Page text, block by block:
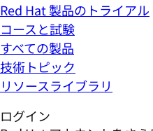
Red Hat 製品のトライアル
コースと試験
すべての製品
技術トピック
リソースライブラリ
ログイン